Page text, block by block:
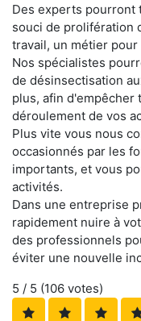
Des experts pourront
souci de prolifération
travail, un métier
Nos spécialistes
de désinsectisation
plus, afin
déroulement de vos
Plus vite vous nous
occasionnés par les
importants, et vous
activités.
Dans une entreprise
rapidement nuire à
des professionnels
éviter une nouvelle
5 / 5 (106 votes)